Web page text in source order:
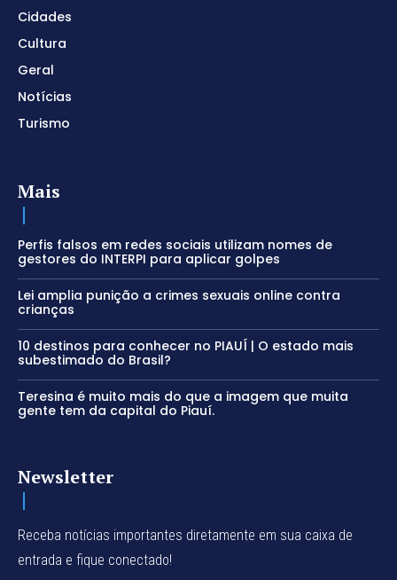
Cidades
Cultura
Geral
Notícias
Turismo
Mais
Perfis falsos em redes sociais utilizam nomes de
gestores do INTERPI para aplicar golpes
Lei amplia punição a crimes sexuais online contra
crianças
10 destinos para conhecer no PIAUÍ | O estado mais
subestimado do Brasil?
Teresina é muito mais do que a imagem que muita
gente tem da capital do Piauí.
Newsletter
Receba notícias importantes diretamente em sua caixa de
entrada e fique conectado!